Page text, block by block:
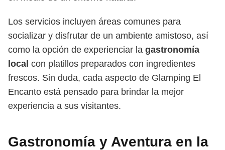
Los servicios incluyen áreas comunes para
socializar y disfrutar de un ambiente amistoso, así
como la opción de experienciar la gastronomía
local con platillos preparados con ingredientes
frescos. Sin duda, cada aspecto de Glamping El
Encanto está pensado para brindar la mejor
experiencia a sus visitantes.
Gastronomía y Aventura en la